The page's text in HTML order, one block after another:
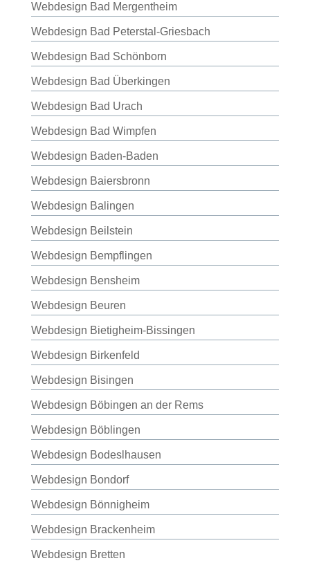
Webdesign Bad Mergentheim
Webdesign Bad Peterstal-Griesbach
Webdesign Bad Schönborn
Webdesign Bad Überkingen
Webdesign Bad Urach
Webdesign Bad Wimpfen
Webdesign Baden-Baden
Webdesign Baiersbronn
Webdesign Balingen
Webdesign Beilstein
Webdesign Bempflingen
Webdesign Bensheim
Webdesign Beuren
Webdesign Bietigheim-Bissingen
Webdesign Birkenfeld
Webdesign Bisingen
Webdesign Böbingen an der Rems
Webdesign Böblingen
Webdesign Bodeslhausen
Webdesign Bondorf
Webdesign Bönnigheim
Webdesign Brackenheim
Webdesign Bretten